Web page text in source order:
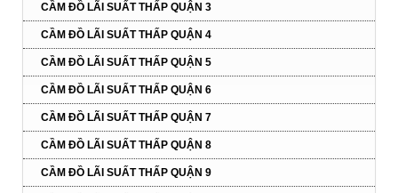
CẦM ĐỒ LÃI SUẤT THẤP QUẬN 3
CẦM ĐỒ LÃI SUẤT THẤP QUẬN 4
CẦM ĐỒ LÃI SUẤT THẤP QUẬN 5
CẦM ĐỒ LÃI SUẤT THẤP QUẬN 6
CẦM ĐỒ LÃI SUẤT THẤP QUẬN 7
CẦM ĐỒ LÃI SUẤT THẤP QUẬN 8
CẦM ĐỒ LÃI SUẤT THẤP QUẬN 9